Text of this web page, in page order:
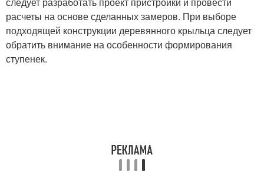
Крыльцо из бетона Крыльцо из металла
расчеты на основе сделанных замеров. При выборе
подходящей конструкции деревянного крыльца следует
обратить внимание на особенности формирования
ступенек.